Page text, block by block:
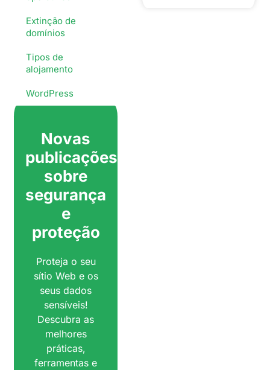
Extinção de
domínios
Tipos de
alojamento
WordPress
Novas
publicações
sobre
segurança
e
proteção
Proteja o seu
sítio Web e os
seus dados
sensíveis!
Descubra as
melhores
práticas,
ferramentas e